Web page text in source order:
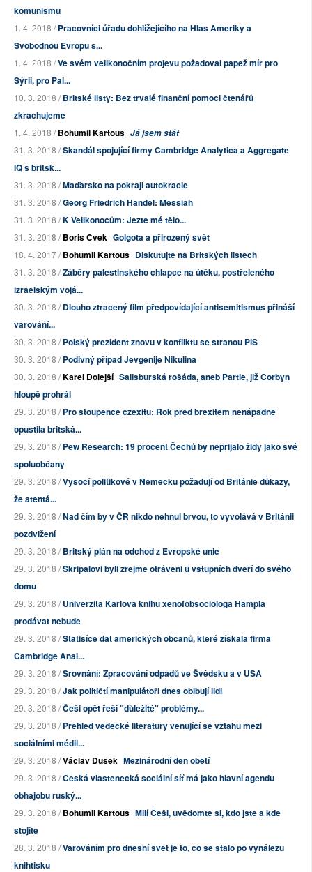
komunismu
1. 4. 2018 /Pracovníci úřadu dohlížejícího na Hlas Ameriky a
Svobodnou Evropu s...
1. 4. 2018 /Ve svém velikonočním projevu požadoval papež mír pro
Sýrii, pro Pal...
10. 3. 2018 /Britské listy: Bez trvalé finanční pomoci čtenářů
zkrachujeme
1. 4. 2018 /Bohumil Kartous Já jsem stát
31. 3. 2018 /Skandál spojující firmy Cambridge Analytica a Aggregate
IQ s britsk...
31. 3. 2018 /Maďarsko na pokraji autokracie
31. 3. 2018 /Georg Friedrich Handel: Messiah
31. 3. 2018 /K Velikonocům: Jezte mé tělo...
31. 3. 2018 /Boris Cvek Golgota a přirozený svět
18. 4. 2017 /Bohumil Kartous Diskutujte na Britských listech
31. 3. 2018 /Záběry palestinského chlapce na útěku, postřeleného
izraelským vojá...
30. 3. 2018 /Dlouho ztracený film předpovídající antisemitismus přináší
varování...
30. 3. 2018 /Polský prezident znovu v konfliktu se stranou PiS
30. 3. 2018 /Podivný případ Jevgenije Nikulina
30. 3. 2018 /Karel Dolejší Salisburská rošáda, aneb Partie, již Corbyn
hloupě prohrál
29. 3. 2018 /Pro stoupence czexitu: Rok před brexitem nenápadně
opustila britská...
29. 3. 2018 /Pew Research: 19 procent Čechů by nepřijalo židy jako své
spoluobčany
29. 3. 2018 /Vysocí politikové v Německu požadují od Británie důkazy,
že atentá...
29. 3. 2018 /Nad čím by v ČR nikdo nehnul brvou, to vyvolává v Británii
pozdvižení
29. 3. 2018 /Britský plán na odchod z Evropské unie
29. 3. 2018 /Skripalovi byli zřejmě otráveni u vstupních dveří do svého
domu
29. 3. 2018 /Univerzita Karlova knihu xenofobsociologa Hampla
prodávat nebude
29. 3. 2018 /Statisíce dat amerických občanů, které získala firma
Cambridge Anal...
29. 3. 2018 /Srovnání: Zpracování odpadů ve Švédsku a v USA
29. 3. 2018 /Jak političtí manipulátoři dnes oblbují lidi
29. 3. 2018 /Češi opět řeší "důležité" problémy...
29. 3. 2018 /Přehled vědecké literatury věnující se vztahu mezi
sociálními médii...
29. 3. 2018 /Václav Dušek Mezinárodní den obětí
29. 3. 2018 /Česká vlastenecká sociální síť má jako hlavní agendu
obhajobu ruský...
29. 3. 2018 /Bohumil Kartous Milí Češi, uvědomte si, kdo jste a kde
stojíte
28. 3. 2018 /Varováním pro dnešní svět je to, co se stalo po vynálezu
knihtisku